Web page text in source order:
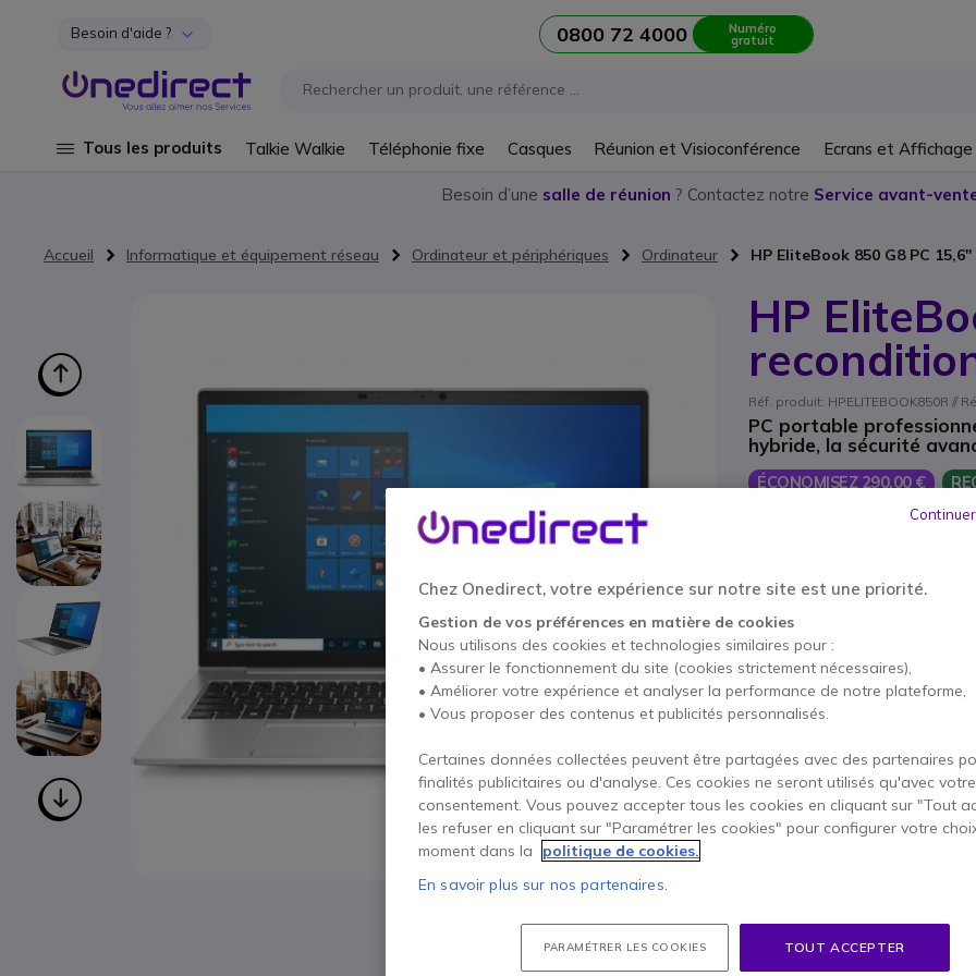
Aller au contenu
Besoin d'aide ? 0800 72 4000 Numéro
gratuit
Tous les produits Talkie Walkie Téléphonie fixe Casques Réunion et Visioconférence Ecrans et
Besoin d’une salle de réunion ? Contactez notre Service avant-
Accueil Informatique et équipement réseau Ordinateur et périphériques Ordinateur HP EliteBook 850 G8 PC
HP
Réf. produit: HPELITEBOOK850R //
PC portable
hybride, la sécurité
ÉCONOMISEZ 290,00 €
1 an de garantie
Points Forts
PC portable professionnel
Processeur Intel Core de
Écran Full HD antireflet avec
visuelles
Audio Bang & Olufsen
Sécurité HP Wolf Security :
Produit reconditionné idéal
1 X Ordinateur portable
Documentation utilisateur
Chez Onedirect, votre expérience sur notre site est une priorité.
Gestion de vos préférences en matière de cookies
Nous utilisons des cookies et technologies similaires pour :
• Assurer le fonctionnement du site (cookies strictement nécessaires),
• Améliorer votre expérience et analyser la performance de notre plateforme,
• Vous proposer des contenus et publicités personnalisés.
Certaines données collectées peuvent être partagées avec des partenaires
finalités publicitaires ou d'analyse. Ces cookies ne seront utilisés qu'avec votre
consentement. Vous pouvez accepter tous les cookies en cliquant sur "Tout
les refuser en cliquant sur "Paramétrer les cookies" pour configurer votre
moment dans la
politique de cookies.
En savoir plus sur nos partenaires.
PARAMÉTRER LES COOKIES TOUT ACCEPTER